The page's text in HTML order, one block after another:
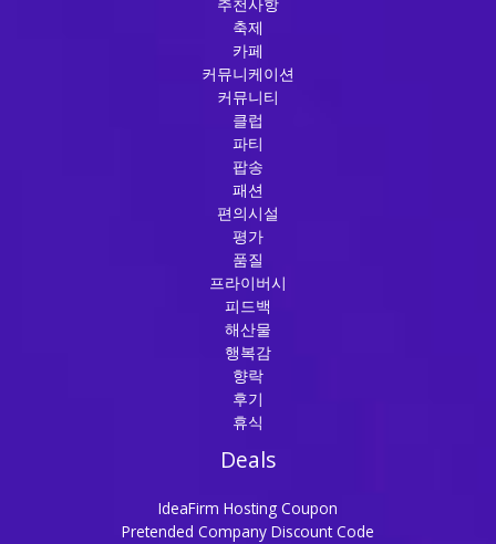
축제
카페
커뮤니케이션
커뮤니티
클럽
파티
팝송
패션
편의시설
평가
품질
프라이버시
피드백
해산물
행복감
향락
후기
휴식
Deals
IdeaFirm Hosting Coupon
Pretended Company Discount Code